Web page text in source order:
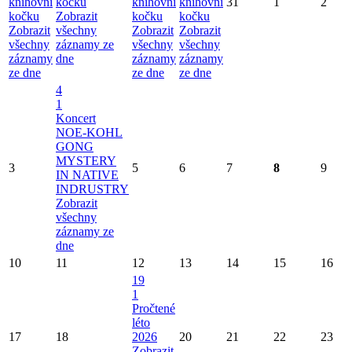
kočku
Zobrazit
všechny
záznamy
ze dne
Zobrazit
všechny
záznamy ze
dne
kočku
Zobrazit
všechny
záznamy
ze dne
kočku
Zobrazit
všechny
záznamy
ze dne
3
4
1
Koncert
NOE-KOHL
GONG
MYSTERY
IN NATIVE
INDRUSTRY
Zobrazit
všechny
záznamy ze
dne
5 6 7 8 9
10 11 12 13 14 15 16
17 18
19
1
Pročtené
léto
2026
20 21 22 23